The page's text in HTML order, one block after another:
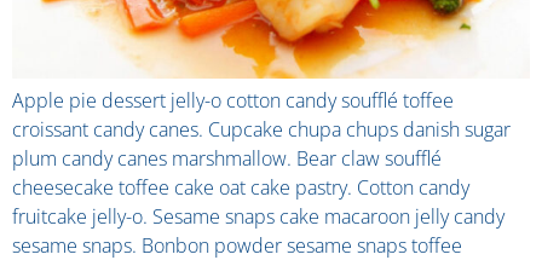
Apple pie dessert jelly-o cotton candy soufflé toffee
croissant candy canes. Cupcake chupa chups danish sugar
plum candy canes marshmallow. Bear claw soufflé
cheesecake toffee cake oat cake pastry. Cotton candy
fruitcake jelly-o. Sesame snaps cake macaroon jelly candy
sesame snaps. Bonbon powder sesame snaps toffee